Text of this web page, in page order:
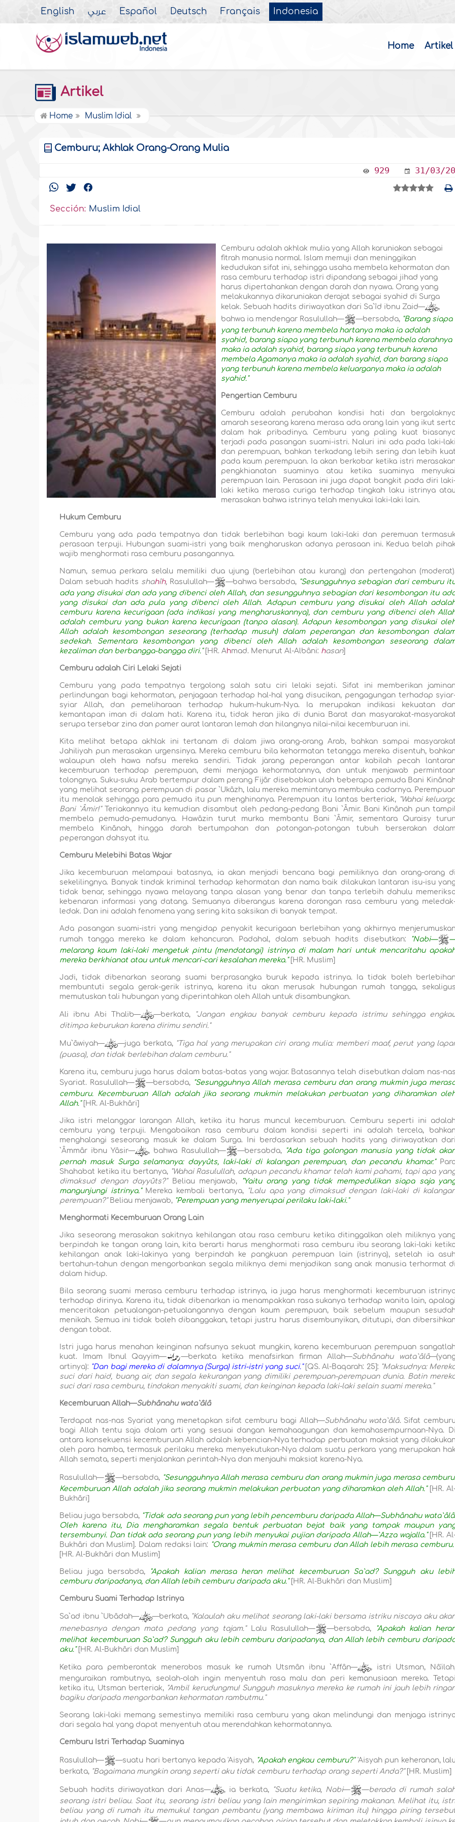
English عربي Español Deutsch Français Indonesia
Home Artikel
Artikel
Home Muslim Idial
Cemburu; Akhlak Orang-Orang Mulia
929 31/03/
Sección: Muslim Idial
Cemburu adalah akhlak mulia yang Allah karuniakan sebagai
fitrah manusia normal. Islam memuji dan meninggikan
kedudukan sifat ini, sehingga usaha membela kehormatan dan
rasa cemburu terhadap istri dipandang sebagai jihad yang
harus dipertahankan dengan darah dan nyawa. Orang yang
melakukannya dikaruniakan derajat sebagai syahid di Surga
kelak. Sebuah hadits diriwayatkan dari Sa`îd ibnu Zaid—
,
bahwa ia mendengar Rasulullah—
—bersabda,"Barang siapa
yang terbunuh karena membela hartanya maka ia adalah
syahid, barang siapa yang terbunuh karena membela darahnya
maka ia adalah syahid, barang siapa yang terbunuh karena
membela Agamanya maka ia adalah syahid, dan barang siapa
yang terbunuh karena membela keluarganya maka ia adalah
syahid."
Pengertian Cemburu
Cemburu adalah perubahan kondisi hati dan
amarah seseorang karena merasa ada orang lain yang ikut
dalam hak pribadinya. Cemburu yang paling kuat
terjadi pada pasangan suami-istri. Naluri ini ada pada laki-laki
dan perempuan, bahkan terkadang lebih sering dan lebih kuat
pada kaum perempuan. Ia akan berkobar ketika istri
pengkhianatan suaminya atau ketika suaminya menyukai
perempuan lain. Perasaan ini juga dapat bangkit pada diri
laki ketika merasa curiga terhadap tingkah laku istrinya
merasakan bahwa istrinya telah menyukai laki-laki lain.
Hukum Cemburu
Cemburu yang ada pada tempatnya dan tidak berlebihan bagi kaum laki-laki dan peremuan termasuk
perasaan terpuji. Hubungan suami-istri yang baik mengharuskan adanya perasaan ini. Kedua belah pihak
wajib menghormati rasa cemburu pasangannya.
Namun, semua perkara selalu memiliki dua ujung (berlebihan atau kurang) dan pertengahan (moderat).
Dalam sebuah hadits shahîh, Rasulullah— —bahwa bersabda, "Sesungguhnya sebagian dari cemburu
ada yang disukai dan ada yang dibenci oleh Allah, dan sesungguhnya sebagian dari kesombongan itu
yang disukai dan ada pula yang dibenci oleh Allah. Adapun cemburu yang disukai oleh Allah
cemburu karena kecurigaan (ada indikasi yang mengharuskannya), dan cemburu yang dibenci oleh
adalah cemburu yang bukan karena kecurigaan (tanpa alasan). Adapun kesombongan yang disukai
Allah adalah kesombongan seseorang (terhadap musuh) dalam peperangan dan kesombongan
sedekah. Sementara kesombongan yang dibenci oleh Allah adalah kesombongan seseorang
kezaliman dan berbangga-bangga diri."[HR. Ahmad. Menurut Al-Albâni: hasan]
Cemburu adalah Ciri Lelaki Sejati
Cemburu yang pada tempatnya tergolong salah satu ciri lelaki sejati. Sifat ini memberikan
perlindungan bagi kehormatan, penjagaan terhadap hal-hal yang disucikan, pengagungan terhadap
syiar Allah, dan pemeliharaan terhadap hukum-hukum-Nya. Ia merupakan indikasi kekuatan
kemantapan iman di dalam hati. Karena itu, tidak heran jika di dunia Barat dan masyarakat-masyarakat
serupa tersebar zina dan pamer aurat lantaran lemah dan hilangnya nilai-nilai kecemburuan ini.
Kita melihat betapa akhlak ini tertanam di dalam jiwa orang-orang Arab, bahkan sampai masyarakat
Jahiliyah pun merasakan urgensinya. Mereka cemburu bila kehormatan tetangga mereka disentuh,
walaupun oleh hawa nafsu mereka sendiri. Tidak jarang peperangan antar kabilah pecah
kecemburuan terhadap perempuan, demi menjaga kehormatannya, dan untuk menjawab
tolongnya. Suku-suku Arab bertempur dalam perang Fijâr disebabkan ulah beberapa pemuda Bani
yang melihat seorang perempuan di pasar `Ukâzh, lalu mereka memintanya membuka cadarnya.
itu menolak sehingga para pemuda itu pun menghinanya. Perempuan itu lantas berteriak, "Wahai
Bani `Âmir!"Teriakannya itu kemudian disambut oleh pedang-pedang Bani `Âmir. Bani Kinânah pun
membela pemuda-pemudanya. Hawâzin turut murka membantu Bani `Âmir, sementara Quraisy
membela Kinânah, hingga darah bertumpahan dan potongan-potongan tubuh berserakan dalam
peperangan dahsyat itu.
Cemburu Melebihi Batas Wajar
Jika kecemburuan melampaui batasnya, ia akan menjadi bencana bagi pemiliknya dan orang-orang di
sekelilingnya. Banyak tindak kriminal terhadap kehormatan dan nama baik dilakukan lantaran isu-isu
tidak benar, sehingga nyawa melayang tanpa alasan yang benar dan tanpa terlebih dahulu
kebenaran informasi yang datang. Semuanya diberangus karena dorongan rasa cemburu yang
ledak. Dan ini adalah fenomena yang sering kita saksikan di banyak tempat.
Ada pasangan suami-istri yang mengidap penyakit kecurigaan berlebihan yang akhirnya
rumah tangga mereka ke dalam kehancuran. Padahal, dalam sebuah hadits disebutkan:
"Nabi—
melarang kaum laki-laki mengetuk pintu (mendatangi) istrinya di malam hari untuk mencaritahu
mereka berkhianat atau untuk mencari-cari kesalahan mereka."[HR. Muslim]
Jadi, tidak dibenarkan seorang suami berprasangka buruk kepada istrinya. Ia tidak boleh
membuntuti segala gerak-gerik istrinya, karena itu akan merusak hubungan rumah tangga, sekaligus
memutuskan tali hubungan yang diperintahkan oleh Allah untuk disambungkan.
Ali ibnu Abi Thalib— —berkata, "Jangan engkau banyak cemburu kepada istrimu sehingga
ditimpa keburukan karena dirimu sendiri."
Mu`âwiyah— —juga berkata, "Tiga hal yang merupakan ciri orang mulia: memberi maaf, perut yang
(puasa), dan tidak berlebihan dalam cemburu."
Karena itu, cemburu juga harus dalam batas-batas yang wajar. Batasannya telah disebutkan dalam nas-nas
Syariat. Rasulullah—
—bersabda, "Sesungguhnya Allah merasa cemburu dan orang mukmin juga
cemburu. Kecemburuan Allah adalah jika seorang mukmin melakukan perbuatan yang diharamkan
Allah."[HR. Al-Bukhâri]
Jika istri melanggar larangan Allah, ketika itu harus muncul kecemburuan. Cemburu seperti ini
cemburu yang terpuji. Mengabaikan rasa cemburu dalam kondisi seperti ini adalah tercela,
menghalangi seseorang masuk ke dalam Surga. Ini berdasarkan sebuah hadits yang diriwayatkan dari
`Âmmâr ibnu Yâsir—
, bahwa Rasulullah— —bersabda, "Ada tiga golongan manusia yang tidak
pernah masuk Surga selamanya: dayyûts, laki-laki di kalangan perempuan, dan pecandu khamar."
Shahabat ketika itu bertanya, "Wahai Rasulullah, adapun pecandu khamar telah kami pahami, tapi apa
dimaksud dengan dayyûts?" Beliau menjawab, "Yaitu orang yang tidak mempedulikan siapa saja
mangunjungi istrinya."Mereka kembali bertanya,
"Lalu apa yang dimaksud dengan laki-laki di
perempuan?"Beliau menjawab, "Perempuan yang menyerupai perilaku laki-laki."
Menghormati Kecemburuan Orang Lain
Jika seseorang merasakan sakitnya kehilangan atau rasa cemburu ketika ditinggalkan oleh miliknya
berpindah ke tangan orang lain, kita berarti harus menghormati rasa cemburu ibu seorang laki-laki
kehilangan anak laki-lakinya yang berpindah ke pangkuan perempuan lain (istrinya), setelah ia
bertahun-tahun dengan mengorbankan segala miliknya demi menjadikan sang anak manusia terhormat di
dalam hidup.
Bila seorang suami merasa cemburu terhadap istrinya, ia juga harus menghormati kecemburuan
terhadap dirinya. Karena itu, tidak dibenarkan ia menampakkan rasa sukanya terhadap wanita lain, apalagi
menceritakan petualangan-petualangannya dengan kaum perempuan, baik sebelum maupun
menikah. Semua ini tidak boleh dibanggakan, tetapi justru harus disembunyikan, ditutupi, dan
dengan tobat.
Istri juga harus menahan keinginan nafsunya sekuat mungkin, karena kecemburuan perempuan
kuat. Imam Ibnul Qayyim—
—berkata ketika menafsirkan firman Allah—Subhânahu wata`âlâ
artinya): "Dan bagi mereka di dalamnya (Surga) istri-istri yang suci."[QS. Al-Baqarah: 25]: "Maksudnya:
suci dari haid, buang air, dan segala kekurangan yang dimiliki perempuan-perempuan dunia. Batin
suci dari rasa cemburu, tindakan menyakiti suami, dan keinginan kepada laki-laki selain suami mereka."
Kecemburuan Allah—Subhânahu wata`âlâ
Terdapat nas-nas Syariat yang menetapkan sifat cemburu bagi Allah—Subhânahu wata`âlâ. Sifat
bagi Allah tentu saja dalam arti yang sesuai dangan kemahaagungan dan kemahasempurnaan-Nya. Di
antara konsekuensi kecemburuan Allah adalah kebencian–Nya terhadap perbuatan maksiat yang
oleh para hamba, termasuk perilaku mereka menyekutukan-Nya dalam suatu perkara yang merupakan hak
Allah semata, seperti menjalankan perintah-Nya dan menjauhi maksiat karena-Nya.
Rasulullah— —bersabda, "Sesungguhnya Allah merasa cemburu dan orang mukmin juga merasa
Kecemburuan Allah adalah jika seorang mukmin melakukan perbuatan yang diharamkan oleh Allah."[HR.
Bukhâri]
Beliau juga bersabda, "Tidak ada seorang pun yang lebih pencemburu daripada Allah—Subhânahu wata`âlâ
Oleh karena itu, Dia mengharamkan segala bentuk perbuatan bejat baik yang tampak maupun
tersembunyi. Dan tidak ada seorang pun yang lebih menyukai pujian daripada Allah—`Azza wajalla."
[HR.
Bukhâri dan Muslim]. Dalam redaksi lain: "Orang mukmin merasa cemburu dan Allah lebih merasa
[HR. Al-Bukhâri dan Muslim]
Beliau juga bersabda,
"Apakah kalian merasa heran melihat kecemburuan Sa`ad? Sungguh aku
cemburu daripadanya, dan Allah lebih cemburu daripada aku."[HR. Al-Bukhâri dan Muslim]
Cemburu Suami Terhadap Istrinya
Sa`ad ibnu `Ubâdah— —berkata, "Kalaulah aku melihat seorang laki-laki bersama istriku niscaya aku
menebasnya dengan mata pedang yang tajam."
Lalu Rasulullah— —bersabda,
"Apakah kalian
melihat kecemburuan Sa`ad? Sungguh aku lebih cemburu daripadanya, dan Allah lebih cemburu
aku."[HR. Al-Bukhâri dan Muslim]
Ketika para pemberontak menerobos masuk ke rumah Utsmân ibnu `Affân—
, istri Utsman,
menguraikan rambutnya, seolah-olah ingin menyentuh rasa malu dan peri kemanusiaan mereka. Tetapi
ketika itu, Utsman berteriak, "Ambil kerudungmu! Sungguh masuknya mereka ke rumah ini jauh lebih
bagiku daripada mengorbankan kehormatan rambutmu."
Seorang laki-laki memang semestinya memiliki rasa cemburu yang akan melindungi dan menjaga
dari segala hal yang dapat menyentuh atau merendahkan kehormatannya.
Cemburu Istri Terhadap Suaminya
Rasulullah— —suatu hari bertanya kepada 'Aisyah, "Apakah engkau cemburu?"'Aisyah pun keheranan,
berkata, "Bagaimana mungkin orang seperti aku tidak cemburu terhadap orang seperti Anda?"[HR. Muslim]
Sebuah hadits diriwayatkan dari Anas— , ia berkata, "Suatu ketika, Nabi— —berada di rumah
seorang istri beliau. Saat itu, seorang istri beliau yang lain mengirimkan sepiring makanan. Melihat itu,
beliau yang di rumah itu memukul tangan pembantu (yang membawa kiriman itu) hingga piring